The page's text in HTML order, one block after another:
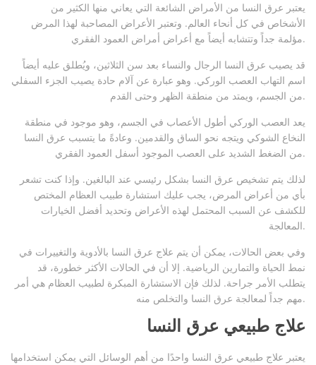
يعتبر عرق النسا من الأمراض الشائعة التي يعاني منها الكثير من
الأشخاص في كل أنحاء العالم. وتعتبر الأعراض المصاحبة لهذا المرض
مؤلمة جداً وتتشابه أيضاً مع أعراض أمراض العمود الفقري.
قد يصيب عرق النسا الرجال والنساء بعد سن الثلاثين، ويُطلق عليه أيضاً
اسم التهاب العصب الوركي. وهو عبارة عن آلام حادة يصيب الجزء السفلي
من الجسم، ويمتد من منطقة الظهر وحتى القدم.
يعد العصب الوركي أطول الأعصاب في الجسم، وهو موجود في منطقة
النخاع الشوكي ويتجه نحو الساق والقدمين. وعادةً ما يتسبب عرق النسا
من الضغط الشديد على العصب الموجود أسفل العمود الفقري.
لذلك يتم تشخيص عرق النسا بشكل رئيسي عند البالغين. وإذا كنت تشعر
بأي من أعراض المرض، يجب عليك استشارة طبيب العظام المختص
للكشف عن السبب المحتمل لهذه الأعراض وتحديد أفضل الخيارات
المعالجة.
وفي بعض الحالات، يمكن أن يتم علاج عرق النسا بالأدوية والتغييرات في
نمط الحياة والتمارين الرياضية. إلا أن في الحالات الأكثر خطورة، قد
يتطلب الأمر جراحة. لذلك فإن الاستشارة المبكرة لطبيب العظام هي أمر
مهم جداً لمعالجة عرق النسا والتخلص منه.
علاج طبيعي عرق النسا
يعتبر علاج طبيعي عرق النسا واحدًا من أهم الوسائل التي يمكن استخدامها